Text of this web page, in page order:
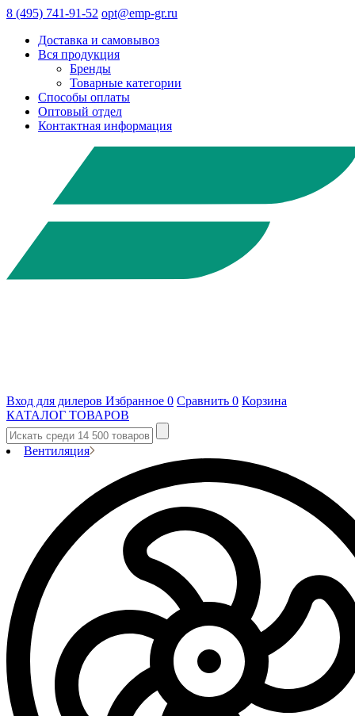
8 (495) 741-91-52 opt@emp-gr.ru
Доставка и самовывоз
Вся продукция
Бренды
Товарные категории
Способы оплаты
Оптовый отдел
Контактная информация
Вход для дилеров Избранное 0 Сравнить 0 Корзина
КАТАЛОГ ТОВАРОВ
Вентиляция